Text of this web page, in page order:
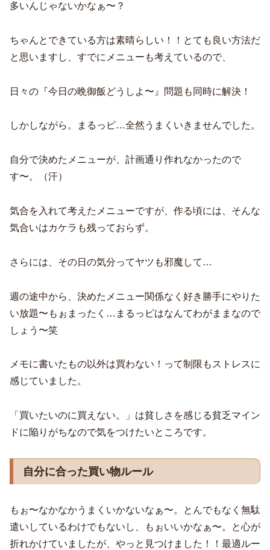
多いんじゃないかなぁ〜？
ちゃんとできている方は素晴らしい！！とても良い方法だ
と思いますし、すでにメニューも考えているので、
日々の『今日の晩御飯どうしよ〜』問題も同時に解決！
しかしながら。まるっピ…全然うまくいきませんでした。
自分で決めたメニューが、計画通り作れなかったので
す〜。（汗）
気合を入れて考えたメニューですが、作る頃には、そんな
気合いはカケラも残っておらず。
さらには、その日の気分ってヤツも邪魔して…
週の途中から、決めたメニュー関係なく好き勝手にやりた
い放題〜もぉまったく…まるっピはなんてわがままなので
しょう〜笑
メモに書いたもの以外は買わない！って制限もストレスに
感じていました。
「買いたいのに買えない。」は貧しさを感じる貧乏マイン
ドに陥りがちなので気をつけたいところです。
自分に合った買い物ルール
もぉ〜なかなかうまくいかないなぁ〜。とんでもなく無駄
遣いしているわけでもないし、もぉいいかなぁ〜。と心が
折れかけていましたが、やっと見つけました！！最適ルー